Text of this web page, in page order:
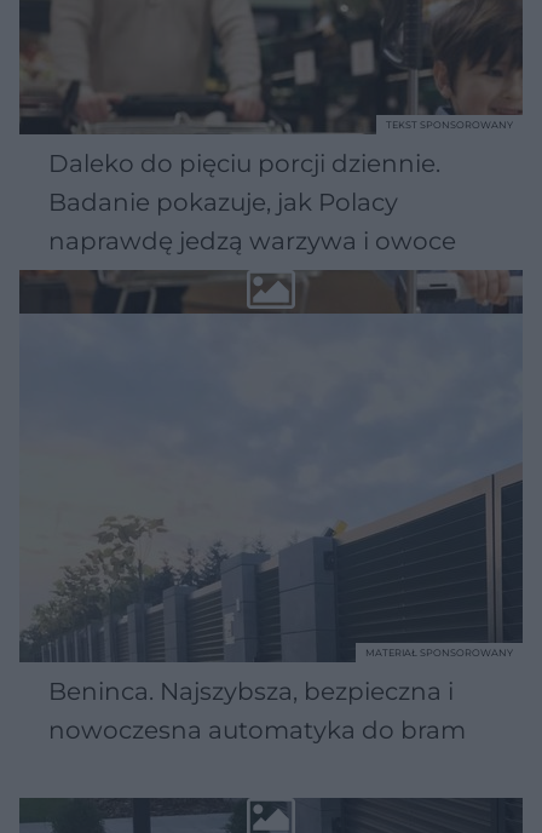
Daleko do pięciu porcji dziennie.
Badanie pokazuje, jak Polacy
naprawdę jedzą warzywa i owoce
TEKST SPONSOROWANY
Beninca. Najszybsza, bezpieczna i
nowoczesna automatyka do bram
MATERIAŁ SPONSOROWANY